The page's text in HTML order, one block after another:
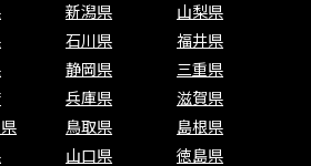
新潟県
山梨県
石川県
福井県
静岡県
三重県
兵庫県
滋賀県
鳥取県
島根県
山口県
徳島県